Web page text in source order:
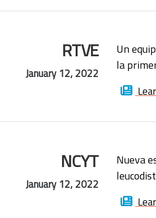
RTVE
January 12, 2022
Un
la
NCYT
January 12, 2022
Nueva